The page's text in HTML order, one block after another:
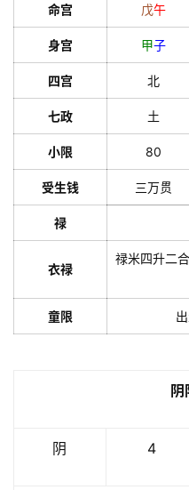
命宫 戊午
身宫 甲子
四宫 北
七政 土
小限 80
受生钱 三万贯
禄
衣禄
禄米四升二
童限
阴 4